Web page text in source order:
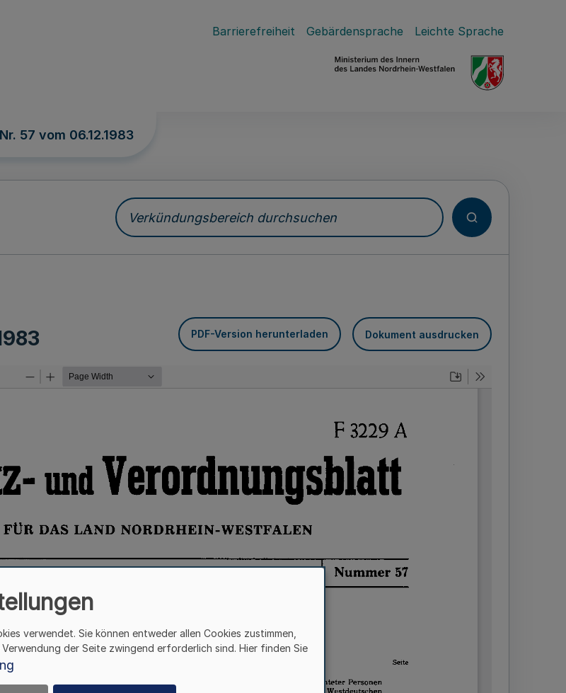
Barrierefreiheit Gebärdensprache Leichte Sprache
57 vom 06.12.1983
Verkündungsbereich durchsuchen
PDF-Version herunterladen Dokument ausdrucken
verwendet. Sie können entweder allen Cookies zustimmen,
der Seite zwingend erforderlich sind. Hier finden Sie